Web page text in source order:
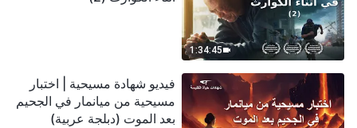
1:34:45
فيديو شهادة مسيحية | اختبار
مسيحية من ميانمار في الجحيم
بعد الموت (دبلجة عربية)